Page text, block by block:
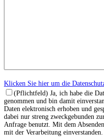
Klicken Sie hier um die
(Pflichtfeld) Ja, ich habe die
genommen und bin damit
Daten elektronisch erhoben und
dabei nur streng zweckgebunden
Anfrage benutzt. Mit dem
mit der Verarbeitung einverstanden.